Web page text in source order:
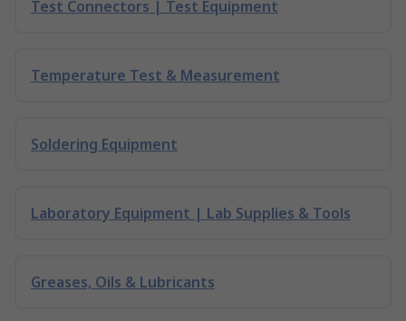
Test Connectors | Test Equipment
Temperature Test & Measurement
Soldering Equipment
Laboratory Equipment | Lab Supplies & Tools
Greases, Oils & Lubricants